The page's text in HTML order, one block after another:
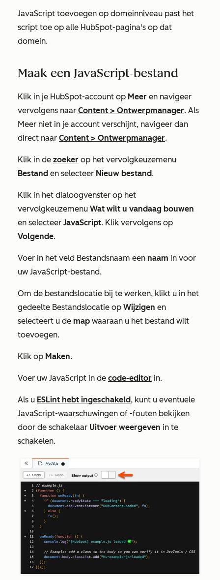
JavaScript toevoegen op domeinniveau past het
script toe op alle HubSpot-pagina's op dat
domein.
Maak een JavaScript-bestand
Klik in je HubSpot-account op Meer en navigeer
vervolgens naar Content > Ontwerpmanager. Als
Meer niet in je account verschijnt, navigeer dan
direct naar Content > Ontwerpmanager.
Klik in de zoeker op het vervolgkeuzemenu
Bestand en selecteer Nieuw bestand.
Klik in het dialoogvenster op het
vervolgkeuzemenu Wat wilt u vandaag bouwen
en selecteer JavaScript. Klik vervolgens op
Volgende.
Voer in het veld Bestandsnaam een naam in voor
uw JavaScript-bestand.
Om de bestandslocatie bij te werken, klikt u in het
gedeelte Bestandslocatie op Wijzigen en
selecteert u de map waaraan u het bestand wilt
toevoegen.
Klik op Maken.
Voer uw JavaScript in de code-editor in.
Als u ESLint hebt ingeschakeld, kunt u eventuele
JavaScript-waarschuwingen of -fouten bekijken
door de schakelaar Uitvoer weergeven in te
schakelen.